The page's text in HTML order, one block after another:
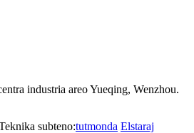
industria areo Yueqing, Wenzhou.
subteno:tutmonda Elstaraj